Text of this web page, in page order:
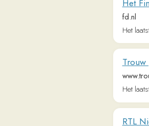
NT2
Wilt u
De krant